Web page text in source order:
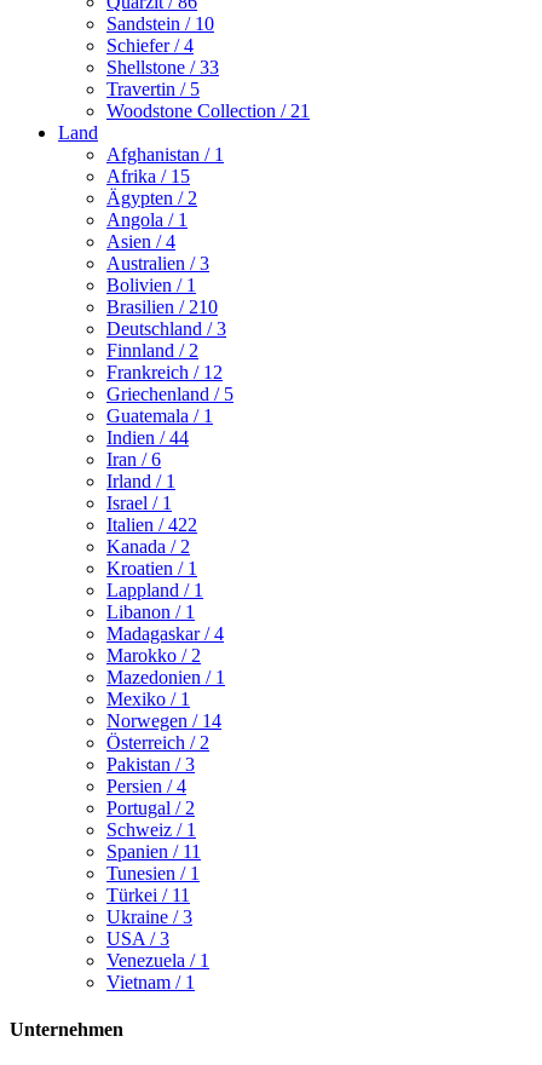
Sandstein / 10
Schiefer/ 4
Shellstone / 33
Travertin / 5
Woodstone Collection / 21
Land
Afghanistan / 1
Afrika / 15
Ägypten / 2
Angola / 1
Asien / 4
Australien / 3
Bolivien / 1
Brasilien / 210
Deutschland / 3
Finnland / 2
Frankreich / 12
Griechenland / 5
Guatemala / 1
Indien / 44
Iran / 6
Irland / 1
Israel / 1
Italien / 422
Kanada / 2
Kroatien / 1
Lappland / 1
Libanon / 1
Madagaskar/ 4
Marokko / 2
Mazedonien / 1
Mexiko / 1
Norwegen / 14
Österreich / 2
Pakistan / 3
Persien / 4
Portugal / 2
Schweiz / 1
Spanien / 11
Tunesien / 1
Türkei / 11
Ukraine / 3
USA / 3
Venezuela / 1
Vietnam / 1
Unternehmen